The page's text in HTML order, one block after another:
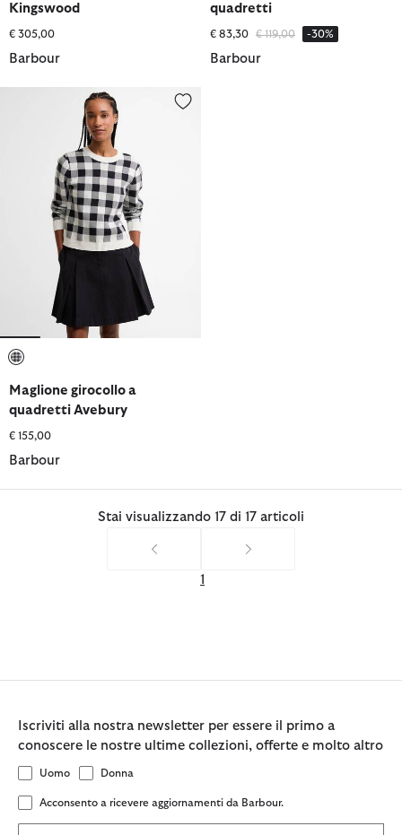
Kingswood
€ 305,00
Barbour
quadretti
€ 83,30 Prezzo ridotto da
€ 119,00a -30%
Barbour
Maglione girocollo a quadretti Avebury
Maglione girocollo a
quadretti Avebury
€ 155,00
Barbour
Stai visualizzando 17 di 17 articoli
1
Iscriviti alla nostra newsletter per essere il primo a
conoscere le nostre ultime collezioni, offerte e molto altro
Uomo Donna
Acconsento a ricevere aggiornamenti da Barbour.